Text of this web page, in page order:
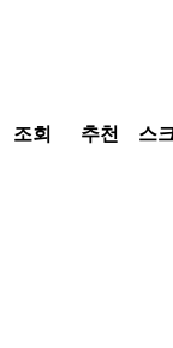
조회 추천 스